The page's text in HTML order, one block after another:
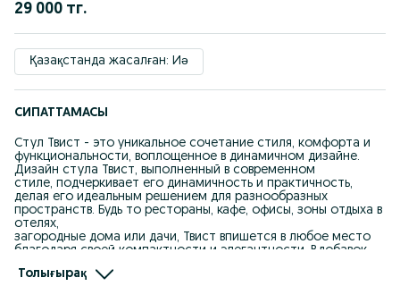
29 000 тг.
Қазақстанда жасалған: Иә
СИПАТТАМАСЫ
Стул Твист - это уникальное сочетание стиля, комфорта и
функциональности, воплощенное в динамичном дизайне.
Дизайн стула Твист, выполненный в современном
стиле, подчеркивает его динамичность и практичность,
делая его идеальным решением для разнообразных
пространств. Будь то рестораны, кафе, офисы, зоны отдыха в
отелях,
загородные дома или дачи, Твист впишется в любое место
благодаря своей компактности и элегантности. Вдобавок,
городского
Толығырақ